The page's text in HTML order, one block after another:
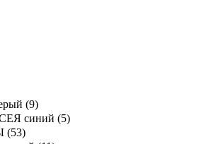
(9)
синий (5)
(53)